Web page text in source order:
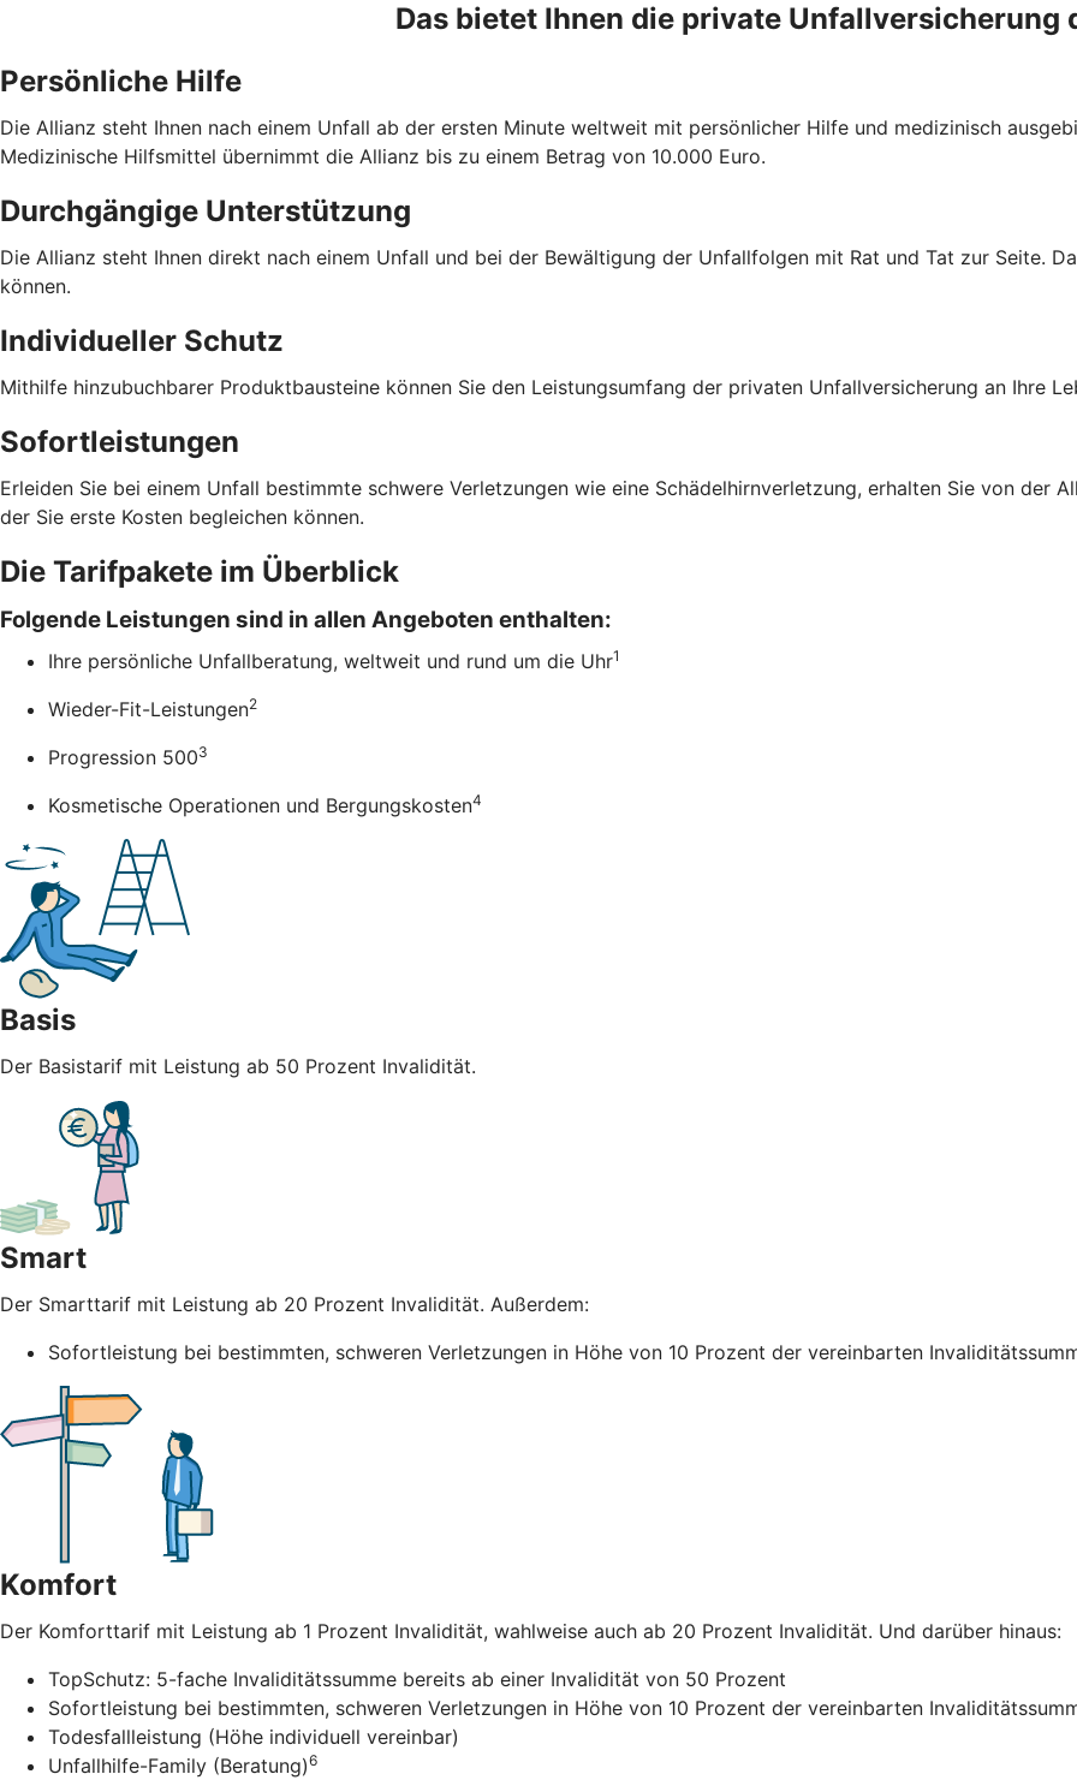
Das bietet Ihnen die private Unfallversicherung
Persönliche Hilfe
Die Allianz steht Ihnen nach einem Unfall ab der ersten Minute weltweit mit persönlicher Hilfe und medizinisch
Medizinische Hilfsmittel übernimmt die Allianz bis zu einem Betrag von 10.000 Euro.
Durchgängige Unterstützung
Die Allianz steht Ihnen direkt nach einem Unfall und bei der Bewältigung der Unfallfolgen mit Rat und Tat zur Seite.
können.
Individueller Schutz
Mithilfe hinzubuchbarer Produktbausteine können Sie den Leistungsumfang der privaten Unfallversicherung an Ihre
Sofortleistungen
Erleiden Sie bei einem Unfall bestimmte schwere Verletzungen wie eine Schädelhirnverletzung, erhalten Sie von der
der Sie erste Kosten begleichen können.
Die Tarifpakete im Überblick
Folgende Leistungen sind in allen Angeboten enthalten:
Ihre persönliche Unfallberatung, weltweit und rund um die Uhr1
Wieder-Fit-Leistungen2
Progression 5003
Kosmetische Operationen und Bergungskosten4
Basis
Der Basistarif mit Leistung ab 50 Prozent Invalidität.
Smart
Der Smarttarif mit Leistung ab 20 Prozent Invalidität. Außerdem:
Sofortleistung bei bestimmten, schweren Verletzungen in Höhe von 10 Prozent der vereinbarten
Komfort
Der Komforttarif mit Leistung ab 1 Prozent Invalidität, wahlweise auch ab 20 Prozent Invalidität. Und darüber hinaus:
TopSchutz: 5-fache Invaliditätssumme bereits ab einer Invalidität von 50 Prozent
Sofortleistung bei bestimmten, schweren Verletzungen in Höhe von 10 Prozent der vereinbarten
Todesfallleistung (Höhe individuell vereinbar)
Unfallhilfe-Family (Beratung)6